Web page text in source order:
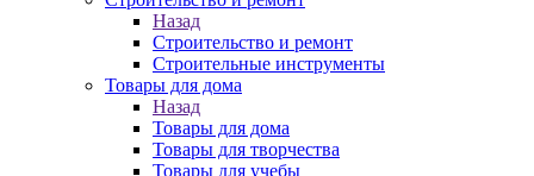
Назад
Строительство и ремонт
Строительные инструменты
Товары для дома
Назад
Товары для дома
Товары для творчества
Товары для учебы